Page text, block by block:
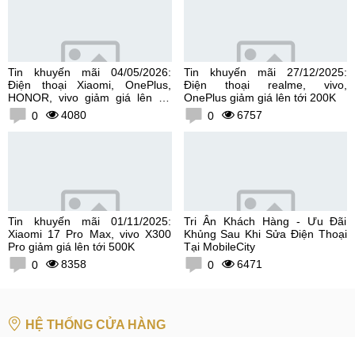
Tin khuyến mãi 04/05/2026:
Điện thoại Xiaomi, OnePlus,
HONOR, vivo giảm giá lên tới
300K0 4080
Tin khuyến mãi 27/12/2025:
Điện thoại realme, vivo,
OnePlus giảm giá lên tới 200K
0
6757
Tin khuyến mãi 01/11/2025:
Xiaomi 17 Pro Max, vivo X300
Pro giảm giá lên tới 500K
0
8358
Tri Ân Khách Hàng - Ưu Đãi
Khủng Sau Khi Sửa Điện Thoại
Tại MobileCity
0
6471
HỆ THỐNG CỬA HÀNG